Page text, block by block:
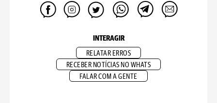
INTERAGIR
RELATAR ERROS
RECEBER NOTÍCIAS NO WHATS
FALAR COM A GENTE